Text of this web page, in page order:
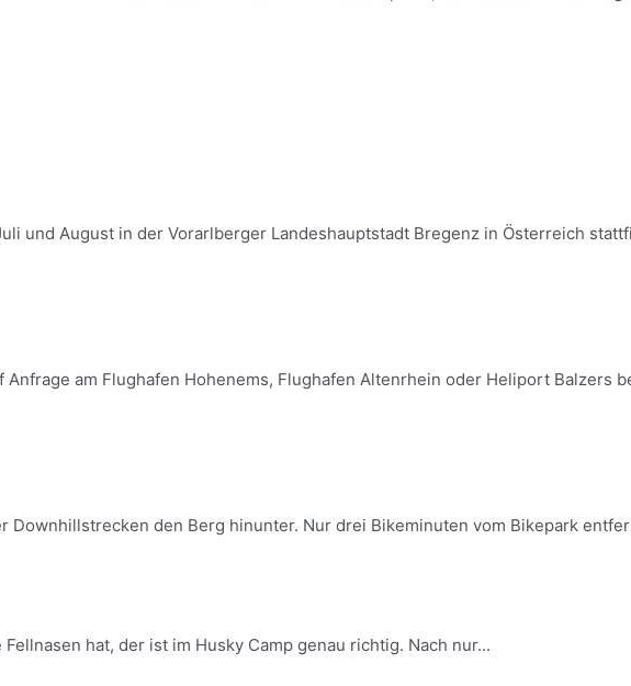
und August in der Vorarlberger Landeshauptstadt Bregenz in Österreich
am Flughafen Hohenems, Flughafen Altenrhein oder Heliport Balzers
den Berg hinunter. Nur drei Bikeminuten vom Bikepark
hat, der ist im Husky Camp genau richtig. Nach nur...